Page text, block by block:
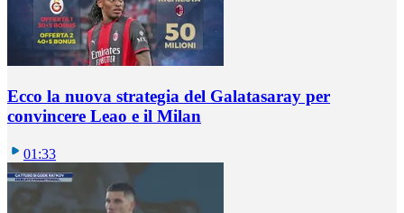
Ecco la nuova strategia del Galatasaray per
convincere Leao e il Milan
01:33